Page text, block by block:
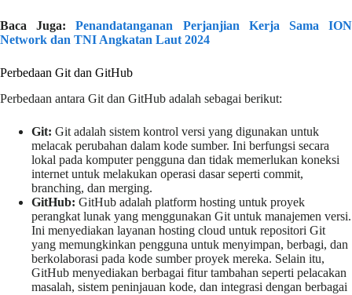
Baca Juga:
Penandatanganan Perjanjian Kerja Sama ION
Network dan TNI Angkatan Laut 2024
Perbedaan Git dan GitHub
Perbedaan antara Git dan GitHub adalah sebagai berikut:
Git: Git adalah sistem kontrol versi yang digunakan untuk
melacak perubahan dalam kode sumber. Ini berfungsi secara
lokal pada komputer pengguna dan tidak memerlukan koneksi
internet untuk melakukan operasi dasar seperti commit,
branching, dan merging.
GitHub: GitHub adalah platform hosting untuk proyek
perangkat lunak yang menggunakan Git untuk manajemen versi.
Ini menyediakan layanan hosting cloud untuk repositori Git
yang memungkinkan pengguna untuk menyimpan, berbagi, dan
berkolaborasi pada kode sumber proyek mereka. Selain itu,
GitHub menyediakan berbagai fitur tambahan seperti pelacakan
masalah, sistem peninjauan kode, dan integrasi dengan berbagai